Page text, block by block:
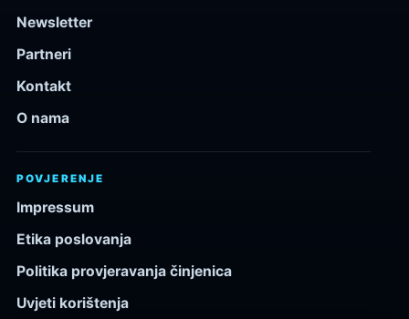
Newsletter
Partneri
Kontakt
O nama
POVJERENJE
Impressum
Etika poslovanja
Politika provjeravanja činjenica
Uvjeti korištenja